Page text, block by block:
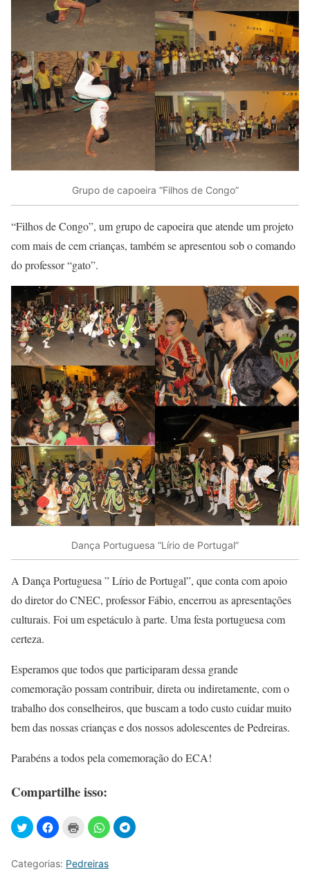
Grupo de capoeira “Filhos de Congo”
“Filhos de Congo”, um grupo de capoeira que atende um projeto
com mais de cem crianças, também se apresentou sob o comando
do professor “gato”.
Dança Portuguesa “Lírio de Portugal”
A Dança Portuguesa ” Lírio de Portugal”, que conta com apoio
do diretor do CNEC, professor Fábio, encerrou as apresentações
culturais. Foi um espetáculo à parte. Uma festa portuguesa com
certeza.
Esperamos que todos que participaram dessa grande
comemoração possam contribuir, direta ou indiretamente, com o
trabalho dos conselheiros, que buscam a todo custo cuidar muito
bem das nossas crianças e dos nossos adolescentes de Pedreiras.
Parabéns a todos pela comemoração do ECA!
Compartilhe isso:
Categorias: Pedreiras